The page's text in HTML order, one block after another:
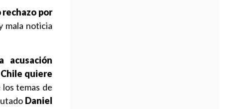
rechazo por
mala noticia
Chile quiere
temas de
Daniel